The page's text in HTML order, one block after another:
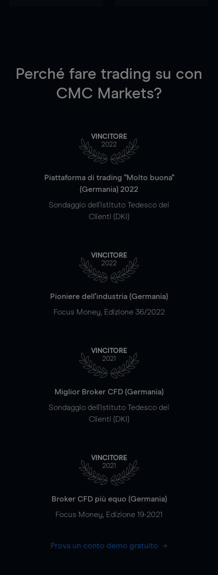
Perché fare trading su con
CMC Markets?
VINCITORE
2022
Piattaforma di trading "Molto buona"
(Germania) 2022
Sondaggio dell'Istituto Tedesco dei
Clienti (DKI)
VINCITORE
2022
Pioniere dell'industria (Germania)
Focus Money, Edizione 36/2022
VINCITORE
2021
Miglior Broker CFD (Germania)
Sondaggio dell'Istituto Tedesco dei
Clienti (DKI)
VINCITORE
2021
Broker CFD più equo (Germania)
Focus Money, Edizione 19-2021
Prova un conto demo gratuito